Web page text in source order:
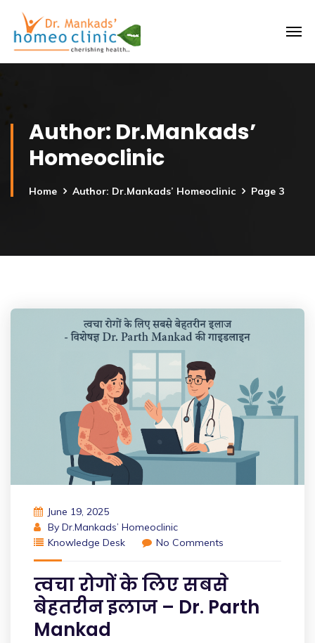
Author: Dr.Mankads’
Homeoclinic
Home Author: Dr.Mankads’ Homeoclinic Page 3
June 19, 2025
By Dr.Mankads’ Homeoclinic
Knowledge Desk
No Comments
त्वचा रोगों के लिए सबसे
बेहतरीन इलाज – Dr. Parth
Mankad